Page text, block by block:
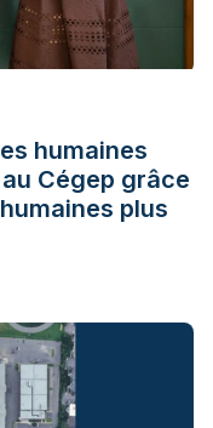
humaines
Cégep grâce
plus